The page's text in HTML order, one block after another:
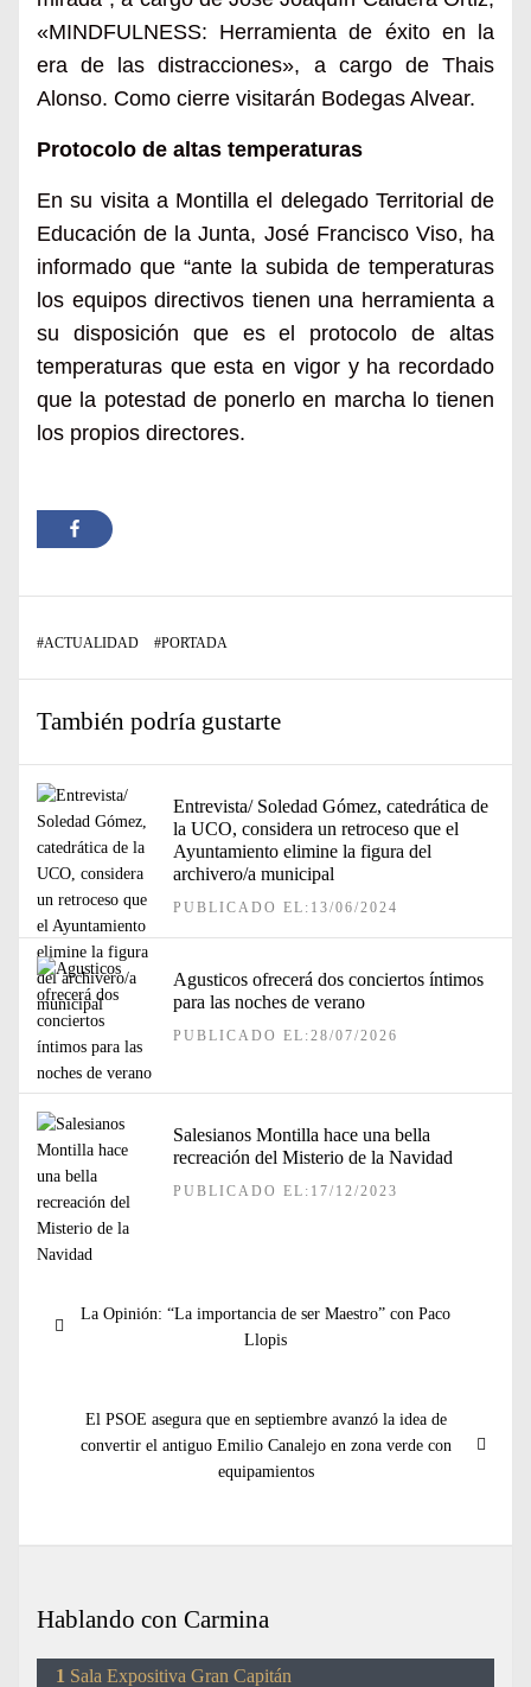
«MINDFULNESS: Herramienta de éxito en la
era de las distracciones», a cargo de Thais
Alonso. Como cierre visitarán Bodegas Alvear.
Protocolo de altas temperaturas
En su visita a Montilla el delegado Territorial de
Educación de la Junta, José Francisco Viso, ha
informado que “ante la subida de temperaturas
los equipos directivos tienen una herramienta a
su disposición que es el protocolo de altas
temperaturas que esta en vigor y ha recordado
que la potestad de ponerlo en marcha lo tienen
los propios directores.
#ACTUALIDAD #PORTADA
También podría gustarte
Entrevista/ Soledad Gómez, catedrática de
la UCO, considera un retroceso que el
Ayuntamiento elimine la figura del
archivero/a municipal
PUBLICADO EL:13/06/2024
Agusticos ofrecerá dos conciertos íntimos
para las noches de verano
PUBLICADO EL:28/07/2026
Salesianos Montilla hace una bella
recreación del Misterio de la Navidad
PUBLICADO EL:17/12/2023
de
Entrada
La Opinión: “La importancia de ser Maestro” con Paco
Llopis
Entrada
siguiente:
El PSOE asegura que en septiembre avanzó la idea de
convertir el antiguo Emilio Canalejo en zona verde con
equipamientos
Hablando con Carmina
Sala Expositiva Gran Capitán